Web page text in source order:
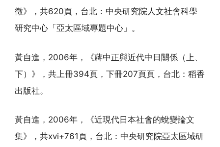
徵》，共620頁，台北：中央研究院人文社會科學
研究中心「亞太區域專題中心」。
黃自進，2006年，《蔣中正與近代中日關係（上、
下）》，共上冊394頁，下冊207頁頁，台北：稻香
出版社。
黃自進，2006年，《近現代日本社會的蛻變論文
集》，共xvi+761頁，台北：中央研究院亞太區域研